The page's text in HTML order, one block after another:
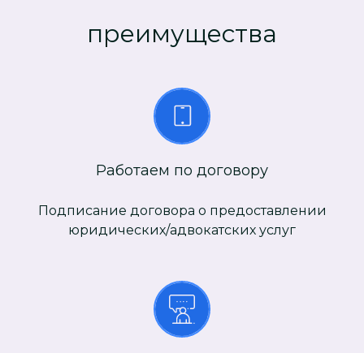
преимущества
Работаем по договору
Подписание договора о предоставлении
юридических/адвокатских услуг